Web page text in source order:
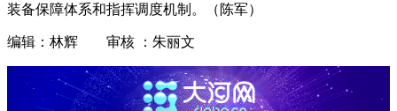
装备保障体系和指挥调度机制。（陈军）
编辑：林辉 审核 ：朱丽文